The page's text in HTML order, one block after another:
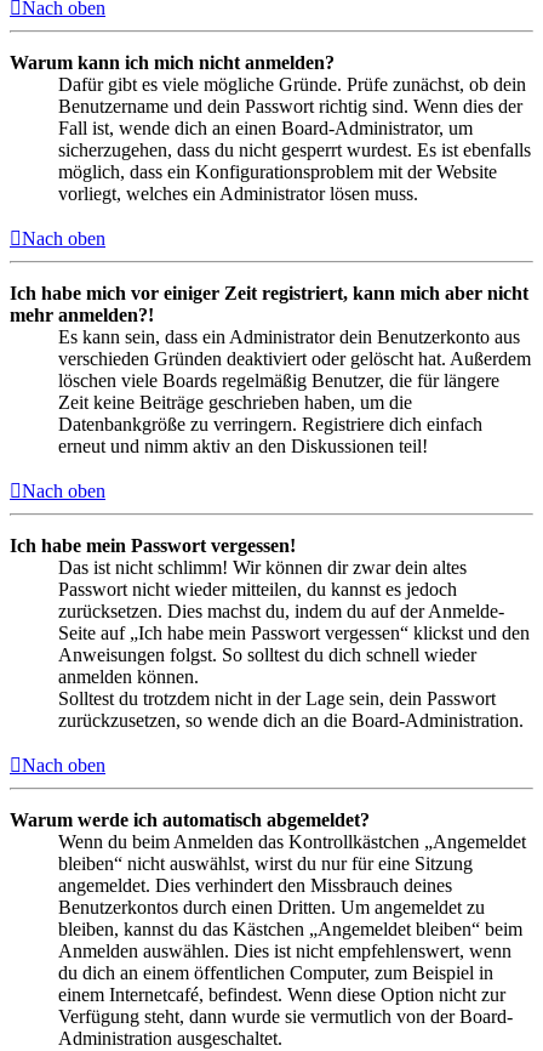
Nach oben
Warum kann ich mich nicht anmelden?
Dafür gibt es viele mögliche Gründe. Prüfe zunächst, ob dein
Benutzername und dein Passwort richtig sind. Wenn dies der
Fall ist, wende dich an einen Board-Administrator, um
sicherzugehen, dass du nicht gesperrt wurdest. Es ist ebenfalls
möglich, dass ein Konfigurationsproblem mit der Website
vorliegt, welches ein Administrator lösen muss.
Nach oben
Ich habe mich vor einiger Zeit registriert, kann mich aber nicht
mehr anmelden?!
Es kann sein, dass ein Administrator dein Benutzerkonto aus
verschieden Gründen deaktiviert oder gelöscht hat. Außerdem
löschen viele Boards regelmäßig Benutzer, die für längere
Zeit keine Beiträge geschrieben haben, um die
Datenbankgröße zu verringern. Registriere dich einfach
erneut und nimm aktiv an den Diskussionen teil!
Nach oben
Ich habe mein Passwort vergessen!
Das ist nicht schlimm! Wir können dir zwar dein altes
Passwort nicht wieder mitteilen, du kannst es jedoch
zurücksetzen. Dies machst du, indem du auf der Anmelde-
Seite auf „Ich habe mein Passwort vergessen“ klickst und den
Anweisungen folgst. So solltest du dich schnell wieder
anmelden können.
Solltest du trotzdem nicht in der Lage sein, dein Passwort
zurückzusetzen, so wende dich an die Board-Administration.
Nach oben
Warum werde ich automatisch abgemeldet?
Wenn du beim Anmelden das Kontrollkästchen „Angemeldet
bleiben“ nicht auswählst, wirst du nur für eine Sitzung
angemeldet. Dies verhindert den Missbrauch deines
Benutzerkontos durch einen Dritten. Um angemeldet zu
bleiben, kannst du das Kästchen „Angemeldet bleiben“ beim
Anmelden auswählen. Dies ist nicht empfehlenswert, wenn
du dich an einem öffentlichen Computer, zum Beispiel in
einem Internetcafé, befindest. Wenn diese Option nicht zur
Verfügung steht, dann wurde sie vermutlich von der Board-
Administration ausgeschaltet.